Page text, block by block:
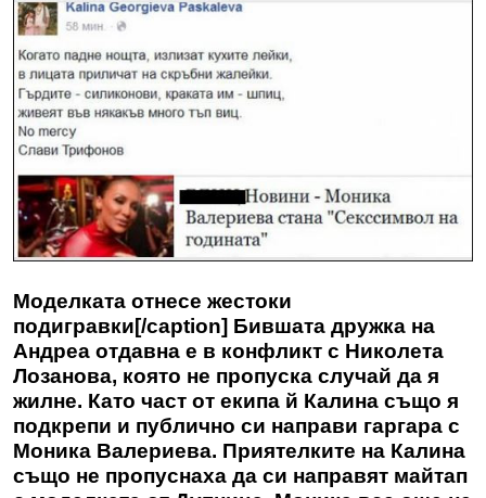
Моделката отнесе жестоки
подигравки[/caption] Бившата дружка на
Андреа отдавна е в конфликт с Николета
Лозанова, която не пропуска случай да я
жилне. Като част от екипа й Калина също я
подкрепи и публично си направи гаргара с
Моника Валериева. Приятелките на Калина
също не пропуснаха да си направят майтап